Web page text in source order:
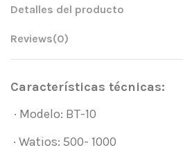
Detalles del producto
Reviews(0)
Características técnicas:
· Modelo: BT-10
· Watios: 500- 1000